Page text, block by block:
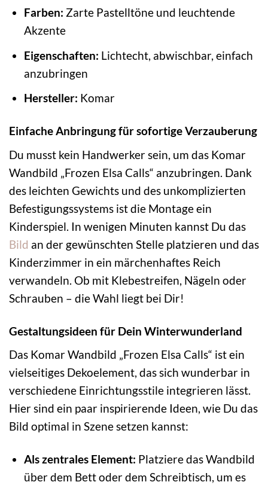
Farben: Zarte Pastelltöne und leuchtende
Akzente
Eigenschaften: Lichtecht, abwischbar, einfach
anzubringen
Hersteller: Komar
Einfache Anbringung für sofortige Verzauberung
Du musst kein Handwerker sein, um das Komar
Wandbild „Frozen Elsa Calls“ anzubringen. Dank
des leichten Gewichts und des unkomplizierten
Befestigungssystems ist die Montage ein
Kinderspiel. In wenigen Minuten kannst Du das
Bild an der gewünschten Stelle platzieren und das
Kinderzimmer in ein märchenhaftes Reich
verwandeln. Ob mit Klebestreifen, Nägeln oder
Schrauben – die Wahl liegt bei Dir!
Gestaltungsideen für Dein Winterwunderland
Das Komar Wandbild „Frozen Elsa Calls“ ist ein
vielseitiges Dekoelement, das sich wunderbar in
verschiedene Einrichtungsstile integrieren lässt.
Hier sind ein paar inspirierende Ideen, wie Du das
Bild optimal in Szene setzen kannst:
Als zentrales Element: Platziere das Wandbild
über dem Bett oder dem Schreibtisch, um es